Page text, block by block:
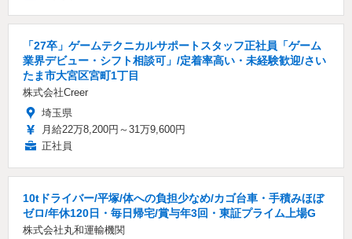
「27卒」ゲームテクニカルサポートスタッフ正社員「ゲーム
業界デビュー・シフト相談可」/定着率高い・未経験歓迎/さい
たま市大宮区宮町1丁目
株式会社Creer
埼玉県
月給22万8,200円～31万9,600円
正社員
10tドライバー/平塚/体への負担少なめ/カゴ台車・手積みほぼ
ゼロ/年休120日・毎日帰宅/賞与年3回・東証プライム上場G
株式会社丸和運輸機関